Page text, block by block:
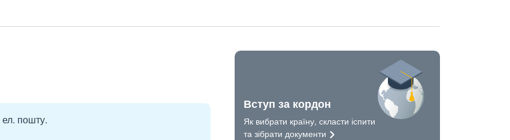
ел. пошту.
Вступ за кордон
Як вибрати країну, скласти іспити
та зібрати документи